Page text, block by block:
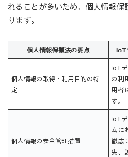
れることが多いため、個人情報保
ります。
個人情報保護法の要点 IoT
個人情報の取得・利用目的の特
定
IoT
の利
用者
す。
個人情報の安全管理措置
IoT
ムに
徹底
失、